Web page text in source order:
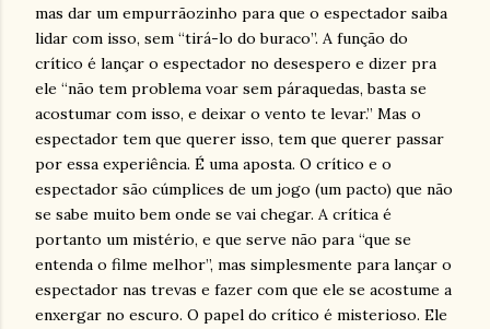
mas dar um empurrãozinho para que o espectador saiba
lidar com isso, sem “tirá-lo do buraco”. A função do
crítico é lançar o espectador no desespero e dizer pra
ele “não tem problema voar sem páraquedas, basta se
acostumar com isso, e deixar o vento te levar.” Mas o
espectador tem que querer isso, tem que querer passar
por essa experiência. É uma aposta. O crítico e o
espectador são cúmplices de um jogo (um pacto) que não
se sabe muito bem onde se vai chegar. A crítica é
portanto um mistério, e que serve não para “que se
entenda o filme melhor”, mas simplesmente para lançar o
espectador nas trevas e fazer com que ele se acostume a
enxergar no escuro. O papel do crítico é misterioso. Ele